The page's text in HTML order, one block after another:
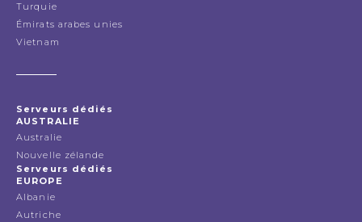
Turquie
Émirats arabes unies
Vietnam
Serveurs dédiés
AUSTRALIE
Australie
Nouvelle zélande
Serveurs dédiés
EUROPE
Albanie
Autriche